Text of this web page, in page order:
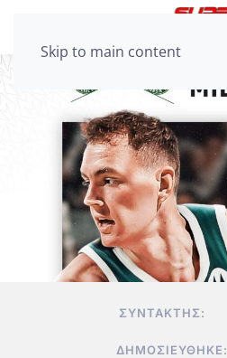
Skip to main content
ΣΥΝΤΆΚΤΗΣ:
ΔΗΜΟΣΙΕΎΘΗΚΕ: